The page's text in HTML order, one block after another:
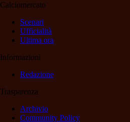
Calciomercato
Scenari
Ufficialità
Ultima ora
Informazioni
Redazione
Trasparenza
Archivio
Community Policy